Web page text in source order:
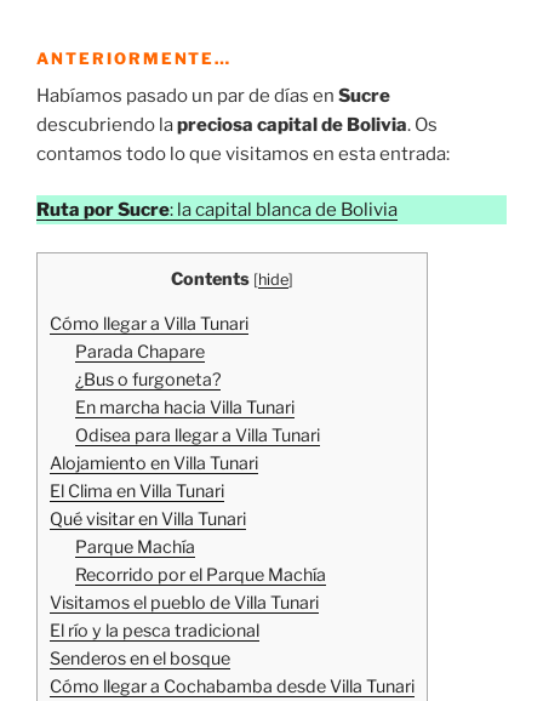
ANTERIORMENTE…
Habíamos pasado un par de días en Sucre
descubriendo lapreciosa capital de Bolivia. Os
contamos todo lo que visitamos en esta entrada:
Ruta por Sucre: la capital blanca de Bolivia
Contents [hide]
Cómo llegar a Villa Tunari
Parada Chapare
¿Bus o furgoneta?
En marcha hacia Villa Tunari
Odisea para llegar a Villa Tunari
Alojamiento en Villa Tunari
El Clima en Villa Tunari
Qué visitar en Villa Tunari
Parque Machía
Recorrido por el Parque Machía
Visitamos el pueblo de Villa Tunari
El río y la pesca tradicional
Senderos en el bosque
Cómo llegar a Cochabamba desde Villa Tunari